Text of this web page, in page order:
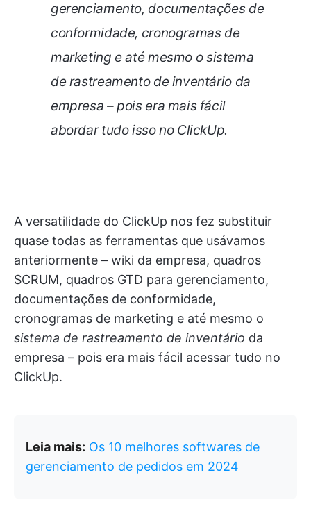
gerenciamento, documentações de
conformidade, cronogramas de
marketing e até mesmo osistema
de rastreamento de inventárioda
empresa – pois era mais fácil
abordar tudo isso no ClickUp.
A versatilidade do ClickUp nos fez substituir
quase todas as ferramentas que usávamos
anteriormente – wiki da empresa, quadros
SCRUM, quadros GTD para gerenciamento,
documentações de conformidade,
cronogramas de marketing e até mesmo o
sistema de rastreamento de inventário da
empresa – pois era mais fácil acessar tudo no
ClickUp.
Leia mais: Os 10 melhores softwares de
gerenciamento de pedidos em 2024